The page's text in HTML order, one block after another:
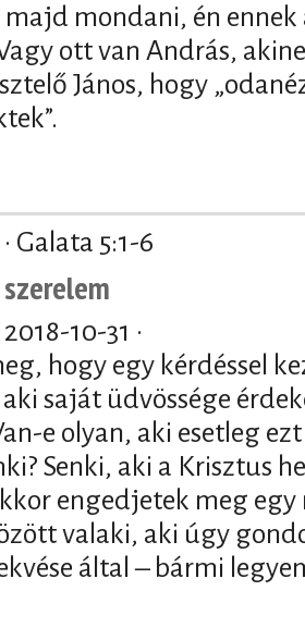
mondani, én
ott van András,
János, hogy
Galata 5:1-6
2018-10-31 ·
hogy egy kérdéssel
saját üdvössége
e olyan, aki esetleg
Senki, aki a Krisztus
engedjetek meg
valaki, aki úgy
által – bármi